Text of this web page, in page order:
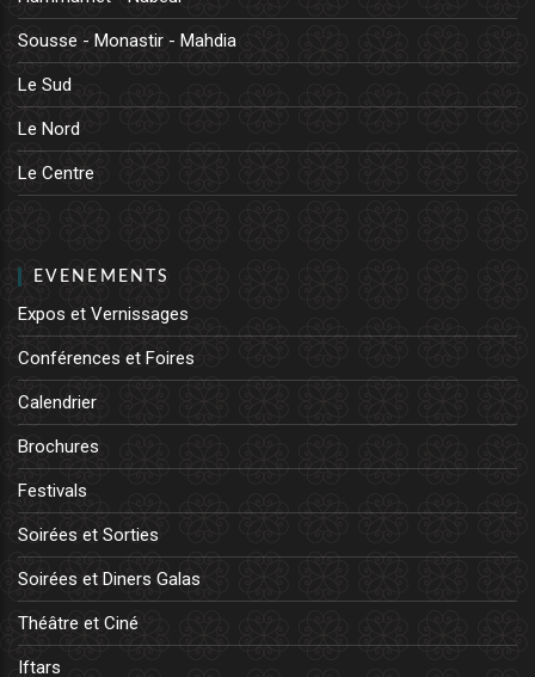
Sousse - Monastir - Mahdia
Le Sud
Le Nord
Le Centre
EVENEMENTS
Expos et Vernissages
Conférences et Foires
Calendrier
Brochures
Festivals
Soirées et Sorties
Soirées et Diners Galas
Théâtre et Ciné
Iftars